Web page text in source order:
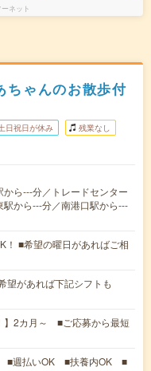
ネット
ちゃんのお散歩付
日祝日が休み 残業なし
ら---分／トレードセンター
から---分／南港口駅から---
！ ■希望の曜日があればご相
望があれば下記シフトも
】2カ月～ ■ご応募から最短
■週払いOK ■扶養内OK ■